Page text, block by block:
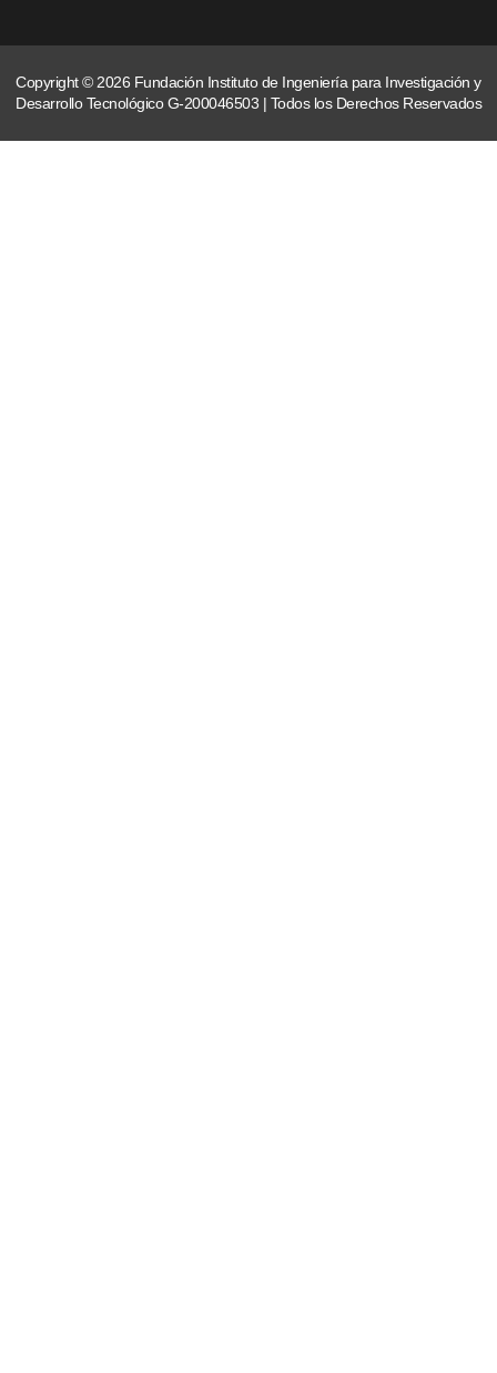
Copyright © 2026 Fundación Instituto de Ingeniería para Investigación y
Desarrollo Tecnológico G-200046503 | Todos los Derechos Reservados